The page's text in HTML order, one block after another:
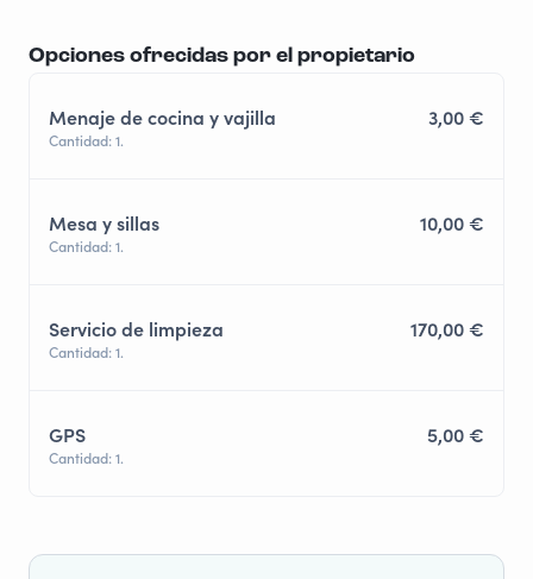
Opciones ofrecidas por el propietario
Menaje de cocina y vajilla 3,00 €
Cantidad: 1.
Mesa y sillas 10,00 €
Cantidad: 1.
Servicio de limpieza 170,00 €
Cantidad: 1.
GPS 5,00 €
Cantidad: 1.